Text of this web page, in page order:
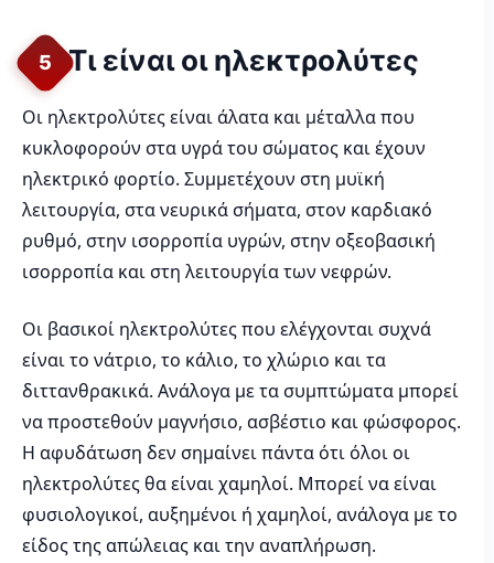
5 Τι είναι οι ηλεκτρολύτες
Οι ηλεκτρολύτες είναι άλατα και μέταλλα που
κυκλοφορούν στα υγρά του σώματος και έχουν
ηλεκτρικό φορτίο. Συμμετέχουν στη μυϊκή
λειτουργία, στα νευρικά σήματα, στον καρδιακό
ρυθμό, στην ισορροπία υγρών, στην οξεοβασική
ισορροπία και στη λειτουργία των νεφρών.
Οι βασικοί ηλεκτρολύτες που ελέγχονται συχνά
είναι το νάτριο, το κάλιο, το χλώριο και τα
διττανθρακικά. Ανάλογα με τα συμπτώματα μπορεί
να προστεθούν μαγνήσιο, ασβέστιο και φώσφορος.
Η αφυδάτωση δεν σημαίνει πάντα ότι όλοι οι
ηλεκτρολύτες θα είναι χαμηλοί. Μπορεί να είναι
φυσιολογικοί, αυξημένοι ή χαμηλοί, ανάλογα με το
είδος της απώλειας και την αναπλήρωση.